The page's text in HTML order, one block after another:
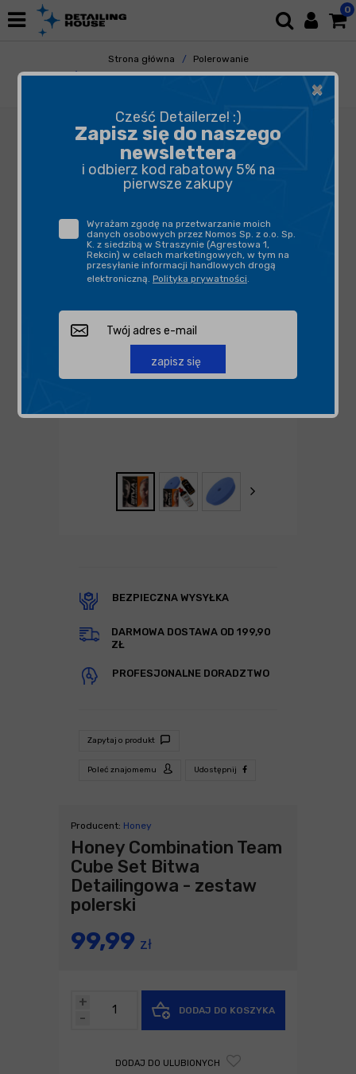
0
Strona główna
Polerowanie
Honey Combination Team Cube Set Bitwa
BEZPIECZNA WYSYŁKA
DARMOWA DOSTAWA OD 199,90
ZŁ
PROFESJONALNE DORADZTWO
Zapytaj o produkt
Poleć znajomemu Udostępnij
Producent: Honey
Honey Combination Team
Cube Set Bitwa
Detailingowa - zestaw
polerski
99,99 zł
-
+
DODAJ DO KOSZYKA
DODAJ DO ULUBIONYCH
×
Cześć Detailerze! :)
Zapisz się do naszego
newslettera
i odbierz kod rabatowy 5% na
pierwsze zakupy
Wyrażam zgodę na przetwarzanie moich
danych osobowych przez Nomos Sp. z o.o. Sp.
K. z siedzibą w Straszynie (Agrestowa 1,
Rekcin) w celach marketingowych, w tym na
przesyłanie informacji handlowych drogą
elektroniczną. Polityka prywatności.
zapisz się